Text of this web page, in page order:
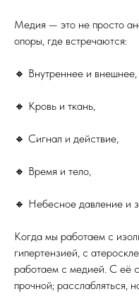
Медия — это не просто
опоры, где встречаются:
🔸 Внутреннее и внешнее,
🔸 Кровь и ткань,
🔸 Сигнал и действие,
🔸 Время и тело,
🔸 Небесное давление и
Когда мы работаем с
гипертензией, с
работаем с медией. С её
прочной; расслабляться,